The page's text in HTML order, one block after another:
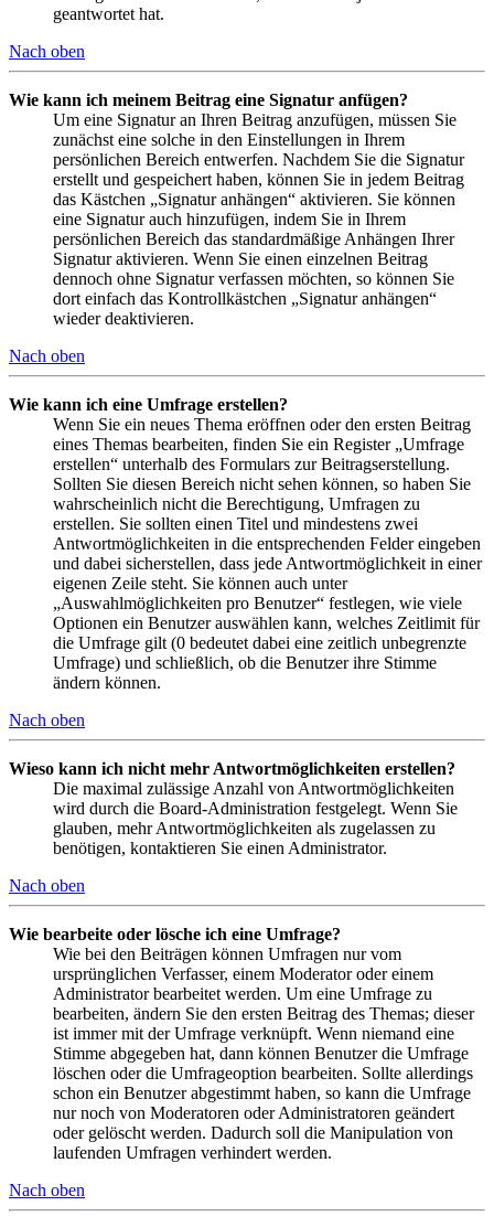
geantwortet hat.
Nach oben
Wie kann ich meinem Beitrag eine Signatur anfügen?
Um eine Signatur an Ihren Beitrag anzufügen, müssen Sie
zunächst eine solche in den Einstellungen in Ihrem
persönlichen Bereich entwerfen. Nachdem Sie die Signatur
erstellt und gespeichert haben, können Sie in jedem Beitrag
das Kästchen „Signatur anhängen“ aktivieren. Sie können
eine Signatur auch hinzufügen, indem Sie in Ihrem
persönlichen Bereich das standardmäßige Anhängen Ihrer
Signatur aktivieren. Wenn Sie einen einzelnen Beitrag
dennoch ohne Signatur verfassen möchten, so können Sie
dort einfach das Kontrollkästchen „Signatur anhängen“
wieder deaktivieren.
Nach oben
Wie kann ich eine Umfrage erstellen?
Wenn Sie ein neues Thema eröffnen oder den ersten Beitrag
eines Themas bearbeiten, finden Sie ein Register „Umfrage
erstellen“ unterhalb des Formulars zur Beitragserstellung.
Sollten Sie diesen Bereich nicht sehen können, so haben Sie
wahrscheinlich nicht die Berechtigung, Umfragen zu
erstellen. Sie sollten einen Titel und mindestens zwei
Antwortmöglichkeiten in die entsprechenden Felder eingeben
und dabei sicherstellen, dass jede Antwortmöglichkeit in einer
eigenen Zeile steht. Sie können auch unter
„Auswahlmöglichkeiten pro Benutzer“ festlegen, wie viele
Optionen ein Benutzer auswählen kann, welches Zeitlimit für
die Umfrage gilt (0 bedeutet dabei eine zeitlich unbegrenzte
Umfrage) und schließlich, ob die Benutzer ihre Stimme
ändern können.
Nach oben
Wieso kann ich nicht mehr Antwortmöglichkeiten erstellen?
Die maximal zulässige Anzahl von Antwortmöglichkeiten
wird durch die Board-Administration festgelegt. Wenn Sie
glauben, mehr Antwortmöglichkeiten als zugelassen zu
benötigen, kontaktieren Sie einen Administrator.
Nach oben
Wie bearbeite oder lösche ich eine Umfrage?
Wie bei den Beiträgen können Umfragen nur vom
ursprünglichen Verfasser, einem Moderator oder einem
Administrator bearbeitet werden. Um eine Umfrage zu
bearbeiten, ändern Sie den ersten Beitrag des Themas; dieser
ist immer mit der Umfrage verknüpft. Wenn niemand eine
Stimme abgegeben hat, dann können Benutzer die Umfrage
löschen oder die Umfrageoption bearbeiten. Sollte allerdings
schon ein Benutzer abgestimmt haben, so kann die Umfrage
nur noch von Moderatoren oder Administratoren geändert
oder gelöscht werden. Dadurch soll die Manipulation von
laufenden Umfragen verhindert werden.
Nach oben